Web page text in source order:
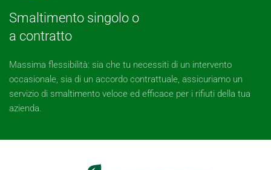
Smaltimento singolo o
a contratto
Massima flessibilità: sia che tu necessiti di un intervento
occasionale, sia di un accordo contrattuale, assicuriamo un
servizio di smaltimento veloce ed efficace per i rifiuti della tua
azienda.